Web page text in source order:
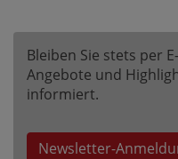
Bleiben Sie stets per
Angebote und
informiert.
Newsletter-